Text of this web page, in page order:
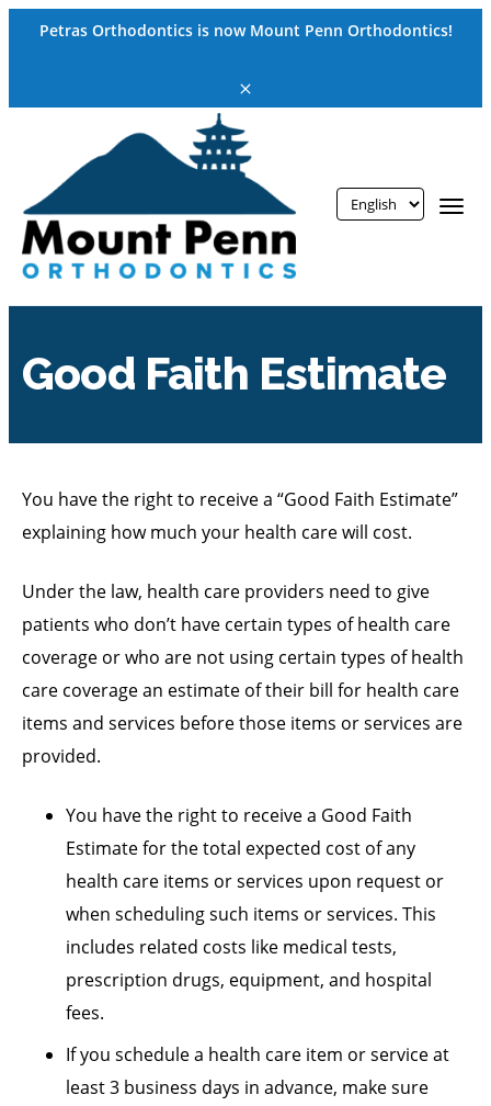
Petras Orthodontics is now Mount Penn Orthodontics!
Good Faith Estimate
You have the right to receive a “Good Faith Estimate”
explaining how much your health care will cost.
Under the law, health care providers need to give
patients who don’t have certain types of health care
coverage or who are not using certain types of health
care coverage an estimate of their bill for health care
items and services before those items or services are
provided.
You have the right to receive a Good Faith
Estimate for the total expected cost of any
health care items or services upon request or
when scheduling such items or services. This
includes related costs like medical tests,
prescription drugs, equipment, and hospital
fees.
If you schedule a health care item or service at
least 3 business days in advance, make sure